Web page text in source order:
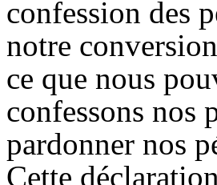
confession des
notre
ce que nous
confessons nos
pardonner nos
Cette